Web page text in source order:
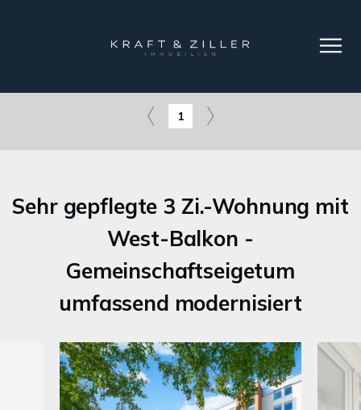
1
Sehr gepflegte 3 Zi.-Wohnung mit
West-Balkon -
Gemeinschaftseigetum
umfassend modernisiert